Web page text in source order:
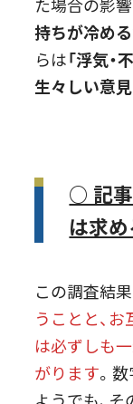
持ちが冷め
らは「浮気
生々しい意見
○ 記事
は求
この調査結果
うことと、
は必ずしも
がります。